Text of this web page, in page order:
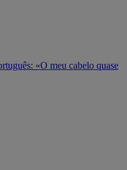
«O meu cabelo quase